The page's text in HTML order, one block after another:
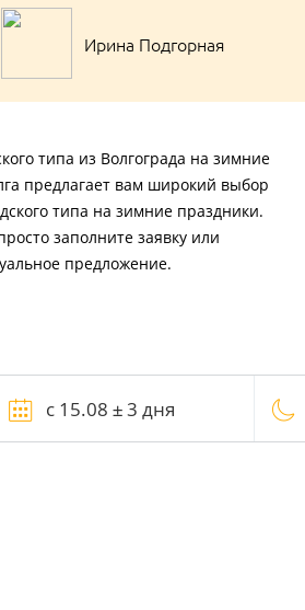
Ирина Подгорная
типа из Волгограда на зимние
предлагает вам широкий выбор
типа на зимние праздники.
заполните заявку или
предложение.